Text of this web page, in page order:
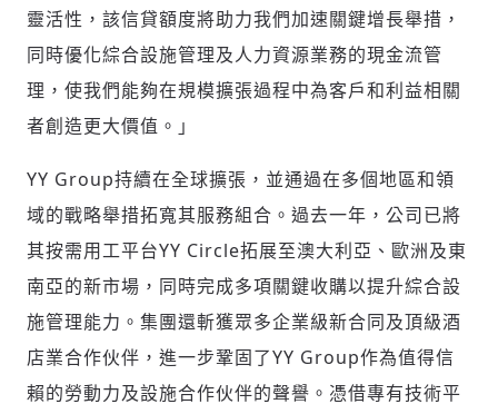
靈活性，該信貸額度將助力我們加速關鍵增長舉措，
同時優化綜合設施管理及人力資源業務的現金流管
理，使我們能夠在規模擴張過程中為客戶和利益相關
者創造更大價值。」
YY Group持續在全球擴張，並通過在多個地區和領
域的戰略舉措拓寬其服務組合。過去一年，公司已將
其按需用工平台YY Circle拓展至澳大利亞、歐洲及東
南亞的新市場，同時完成多項關鍵收購以提升綜合設
施管理能力。集團還斬獲眾多企業級新合同及頂級酒
店業合作伙伴，進一步鞏固了YY Group作為值得信
賴的勞動力及設施合作伙伴的聲譽。憑借專有技術平